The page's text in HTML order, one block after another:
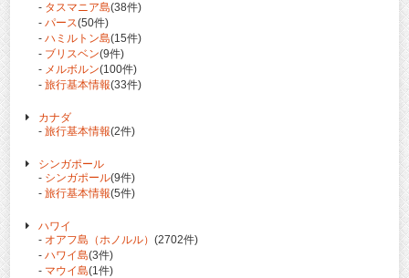
- タスマニア島(38件)
- パース(50件)
- ハミルトン島(15件)
- ブリスベン(9件)
- メルボルン(100件)
- 旅行基本情報(33件)
カナダ
- 旅行基本情報(2件)
シンガポール
- シンガポール(9件)
- 旅行基本情報(5件)
ハワイ
- オアフ島（ホノルル） (2702件)
- ハワイ島(3件)
- マウイ島(1件)